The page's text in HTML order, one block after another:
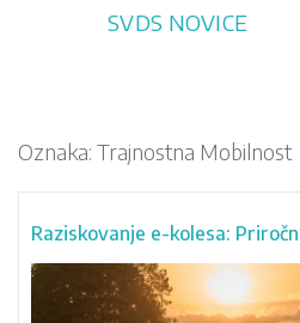
SVDS NOVICE
Oznaka: Trajnostna Mobilnost
Raziskovanje e-kolesa: